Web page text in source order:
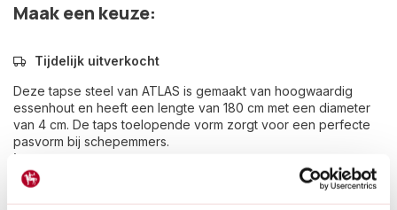
Maak een keuze:
Tijdelijk uitverkocht
Deze tapse steel van ATLAS is gemaakt van hoogwaardig
essenhout en heeft een lengte van 180 cm met een diameter
van 4 cm. De taps toelopende vorm zorgt voor een perfecte
pasvorm bij schepemmers.
Lees meer
Betaal achteraf met Riverty.